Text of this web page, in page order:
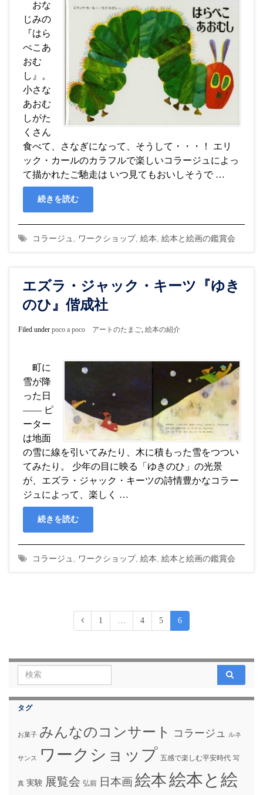
おな
じみの
『はら
ぺこあ
おむ
し』。
小さな
あおむ
しがた
くさん
食べて、さなぎになって、そうして・・・！ エリ
ック・カールのカラフルで楽しいコラージュによっ
て描かれたご馳走は いつ見てもおいしそうで …
続きを読む
コラージュ ワークショップ, 絵本 絵本と絵画の鑑賞会
エズラ・ジャック・キーツ『ゆき
のひ』偕成社
Filed under poco a poco アートのたまご, 絵本の紹介
町に
雪が降
った日
―― ピ
ーター
は地面
の雪に線を引いてみたり、木に積もった雪をつつい
てみたり。 少年の目に映る「ゆきのひ」の光景
が、エズラ・ジャック・キーツの詩情豊かなコラー
ジュによって、楽しく …
続きを読む
コラージュ ワークショップ, 絵本 絵本と絵画の鑑賞会
1 … 4 5 6
Search for:
タグ
お菓子 みんなのコンサート コラージュ ルネ
サンス ワークショップ 五感で楽しむ平安時代 写
真 実験 展覧会 弘前 日本画絵本絵本と絵